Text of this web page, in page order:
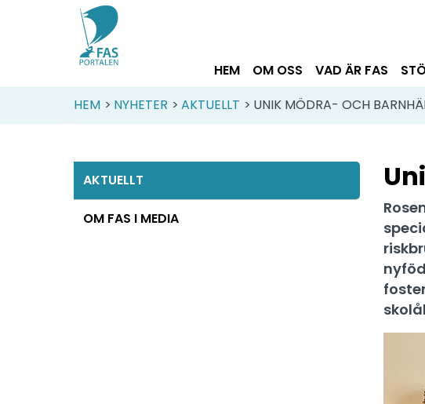
HEM OM OSS VAD ÄR FAS
HEM > NYHETER > AKTUELLT > UNIK MÖDRA- OCH
AKTUELLT
OM FAS I MEDIA